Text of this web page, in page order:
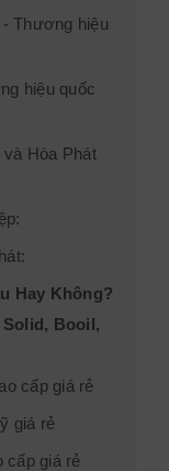
Thương hiệu
hiệu quốc
Hòa Phát
Hay Không?
Booil,
cấp giá rẻ
giá rẻ
cấp giá rẻ